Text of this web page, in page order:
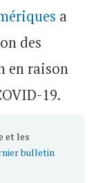
a
des
en raison
19.
et les
bulletin